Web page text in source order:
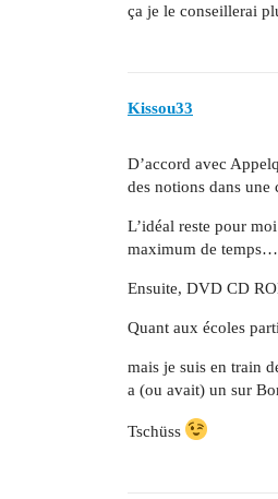
ça je le conseillerai
Kissou33
D’accord avec
des notions dans
L’idéal reste pour
maximum de
Ensuite, DVD CD
Quant aux écoles
mais je suis en train
a (ou avait) un sur
Tschüss